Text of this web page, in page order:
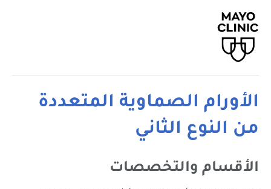
الأورام الصماوية المتعددة
من النوع الثاني
الأقسام والتخصصات